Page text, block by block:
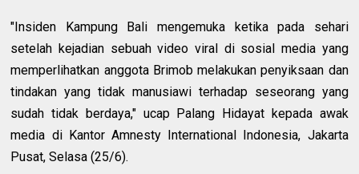
"Insiden Kampung Bali mengemuka ketika pada sehari
setelah kejadian sebuah video viral di sosial media yang
memperlihatkan anggota Brimob melakukan penyiksaan dan
tindakan yang tidak manusiawi terhadap seseorang yang
sudah tidak berdaya," ucap Palang Hidayat kepada awak
media di Kantor Amnesty International Indonesia, Jakarta
Pusat, Selasa (25/6).